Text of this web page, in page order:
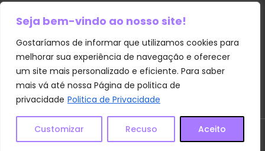
Seja bem-vindo ao nosso site!
Gostaríamos de informar que utilizamos cookies para
melhorar sua experiência de navegação e oferecer
um site mais personalizado e eficiente. Para saber
mais vá até nossa Página de politica de
privacidade Politica de Privacidade
Customizar Recuso Aceito
Contato
Política de Privacidade
Sobre Nós
Termos e Condições
Transparência